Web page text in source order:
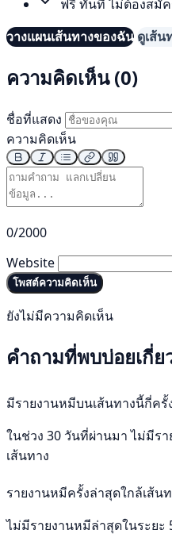
ฟรี ทันที ไม่ต้องสมั
วางแผนเส้นทางของฉัน ดูเส้น
ความคิดเห็น (0)
ชื่อที่แสดง
ความคิดเห็น
0/2000
Website
โพสต์ความคิดเห็น
ยังไม่มีความคิดเห็น
คำถามที่พบบ่อยเกี่ย
มีรายงานหมีบนเส้นทางนี้กี่ครั้
ในช่วง 30 วันที่ผ่านมา ไม่มีร
เส้นทาง
รายงานหมีครั้งล่าสุดใกล้เส้น
ไม่มีรายงานหมีล่าสุดในระยะ